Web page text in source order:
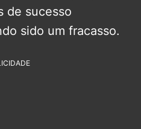
de sucesso
sido um fracasso.